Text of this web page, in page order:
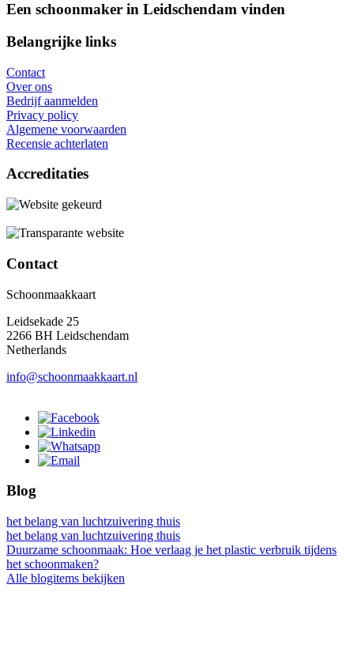
Een schoonmaker in Leidschendam vinden
Belangrijke links
Contact
Over ons
Bedrijf aanmelden
Privacy policy
Algemene voorwaarden
Recensie achterlaten
Accreditaties
Contact
Schoonmaakkaart
Leidsekade 25
2266 BH Leidschendam
Netherlands
info@schoonmaakkaart.nl
Blog
het belang van luchtzuivering thuis
het belang van luchtzuivering thuis
Duurzame schoonmaak: Hoe verlaag je het plastic verbruik tijdens
het schoonmaken?
Alle blogitems bekijken